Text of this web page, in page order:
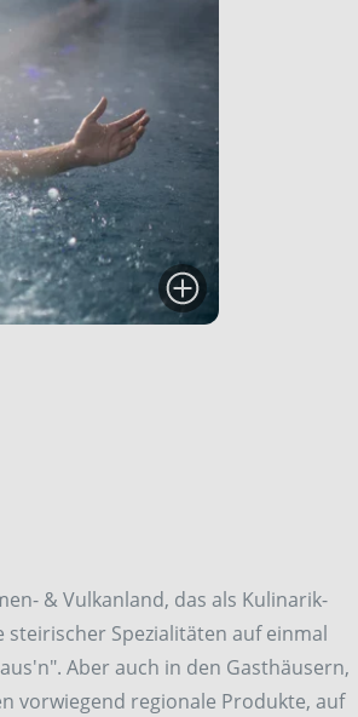
& Vulkanland, das als Kulinarik-
Spezialitäten auf einmal
Aber auch in den Gasthäusern,
vorwiegend regionale Produkte, auf